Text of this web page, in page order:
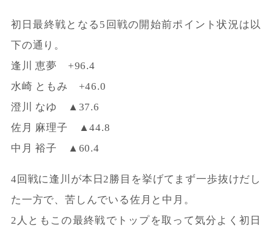
初日最終戦となる5回戦の開始前ポイント状況は以
下の通り。
逢川 恵夢 +96.4
水崎 ともみ +46.0
澄川 なゆ ▲37.6
佐月 麻理子 ▲44.8
中月 裕子 ▲60.4
4回戦に逢川が本日2勝目を挙げてまず一歩抜けだし
た一方で、苦しんでいる佐月と中月。
2人ともこの最終戦でトップを取って気分よく初日